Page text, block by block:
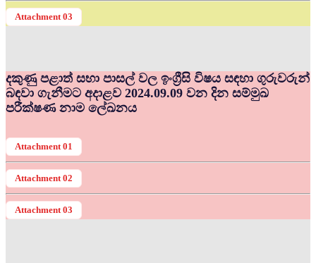
Attachment 03
දකුණු පළාත් සභා පාසල් වල ඉංග්‍රීසි විෂය සඳහා ගුරුවරුන්
බඳවා ගැනීමට අදාළව 2024.09.09 වන දින සම්මුඛ
පරීක්ෂණ නාම ලේඛනය
Attachment 01
Attachment 02
Attachment 03